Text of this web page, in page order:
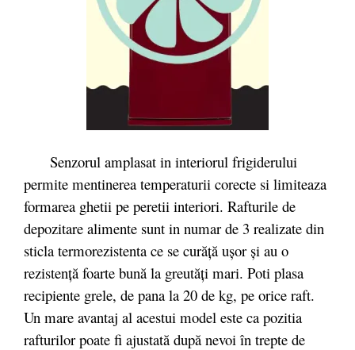
Senzorul amplasat in interiorul frigiderului
permite mentinerea temperaturii corecte si limiteaza
formarea ghetii pe peretii interiori. Rafturile de
depozitare alimente sunt in numar de 3 realizate din
sticla termorezistenta ce se curăță ușor și au o
rezistență foarte bună la greutăți mari. Poti plasa
recipiente grele, de pana la 20 de kg, pe orice raft.
Un mare avantaj al acestui model este ca pozitia
rafturilor poate fi ajustată după nevoi în trepte de